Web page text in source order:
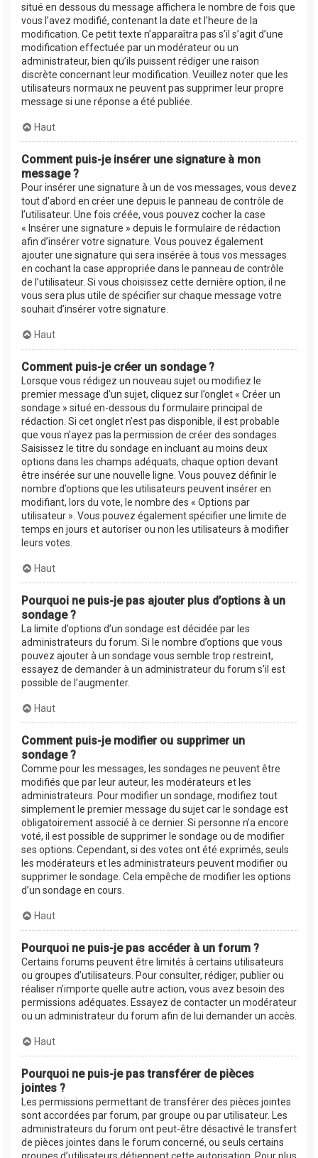
situé en dessous du message affichera le nombre de fois que
vous l’avez modifié, contenant la date et l’heure de la
modification. Ce petit texte n’apparaîtra pas s’il s’agit d’une
modification effectuée par un modérateur ou un
administrateur, bien qu’ils puissent rédiger une raison
discrète concernant leur modification. Veuillez noter que les
utilisateurs normaux ne peuvent pas supprimer leur propre
message si une réponse a été publiée.
Haut
Comment puis-je insérer une signature à mon
message ?
Pour insérer une signature à un de vos messages, vous devez
tout d’abord en créer une depuis le panneau de contrôle de
l’utilisateur. Une fois créée, vous pouvez cocher la case
« Insérer une signature » depuis le formulaire de rédaction
afin d’insérer votre signature. Vous pouvez également
ajouter une signature qui sera insérée à tous vos messages
en cochant la case appropriée dans le panneau de contrôle
de l’utilisateur. Si vous choisissez cette dernière option, il ne
vous sera plus utile de spécifier sur chaque message votre
souhait d’insérer votre signature.
Haut
Comment puis-je créer un sondage ?
Lorsque vous rédigez un nouveau sujet ou modifiez le
premier message d’un sujet, cliquez sur l’onglet « Créer un
sondage » situé en-dessous du formulaire principal de
rédaction. Si cet onglet n’est pas disponible, il est probable
que vous n’ayez pas la permission de créer des sondages.
Saisissez le titre du sondage en incluant au moins deux
options dans les champs adéquats, chaque option devant
être insérée sur une nouvelle ligne. Vous pouvez définir le
nombre d’options que les utilisateurs peuvent insérer en
modifiant, lors du vote, le nombre des « Options par
utilisateur ». Vous pouvez également spécifier une limite de
temps en jours et autoriser ou non les utilisateurs à modifier
leurs votes.
Haut
Pourquoi ne puis-je pas ajouter plus d’options à un
sondage ?
La limite d’options d’un sondage est décidée par les
administrateurs du forum. Si le nombre d’options que vous
pouvez ajouter à un sondage vous semble trop restreint,
essayez de demander à un administrateur du forum s’il est
possible de l’augmenter.
Haut
Comment puis-je modifier ou supprimer un
sondage ?
Comme pour les messages, les sondages ne peuvent être
modifiés que par leur auteur, les modérateurs et les
administrateurs. Pour modifier un sondage, modifiez tout
simplement le premier message du sujet car le sondage est
obligatoirement associé à ce dernier. Si personne n’a encore
voté, il est possible de supprimer le sondage ou de modifier
ses options. Cependant, si des votes ont été exprimés, seuls
les modérateurs et les administrateurs peuvent modifier ou
supprimer le sondage. Cela empêche de modifier les options
d’un sondage en cours.
Haut
Pourquoi ne puis-je pas accéder à un forum ?
Certains forums peuvent être limités à certains utilisateurs
ou groupes d’utilisateurs. Pour consulter, rédiger, publier ou
réaliser n’importe quelle autre action, vous avez besoin des
permissions adéquates. Essayez de contacter un modérateur
ou un administrateur du forum afin de lui demander un accès.
Haut
Pourquoi ne puis-je pas transférer de pièces
jointes ?
Les permissions permettant de transférer des pièces jointes
sont accordées par forum, par groupe ou par utilisateur. Les
administrateurs du forum ont peut-être désactivé le transfert
de pièces jointes dans le forum concerné, ou seuls certains
groupes d’utilisateurs détiennent cette autorisation. Pour plus